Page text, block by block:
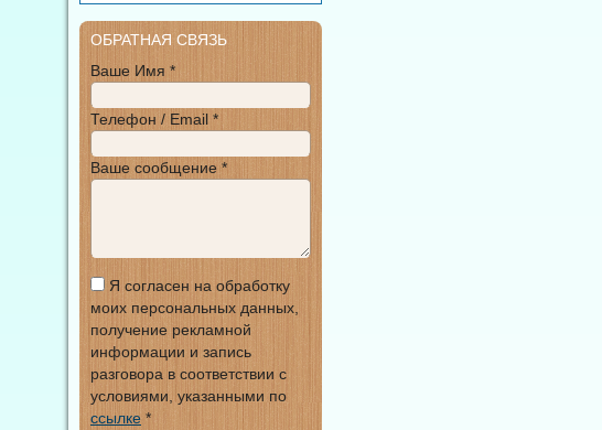
ОБРАТНАЯ СВЯЗЬ
Ваше Имя *
Телефон / Email *
Ваше сообщение *
Я согласен на обработку
моих персональных данных,
получение рекламной
информации и запись
разговора в соответствии с
условиями, указанными по
ссылке *